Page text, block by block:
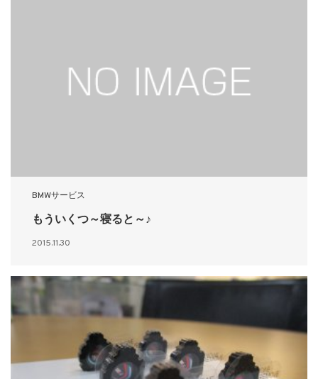
BMWサービス
もういくつ～寝ると～♪
2015.11.30